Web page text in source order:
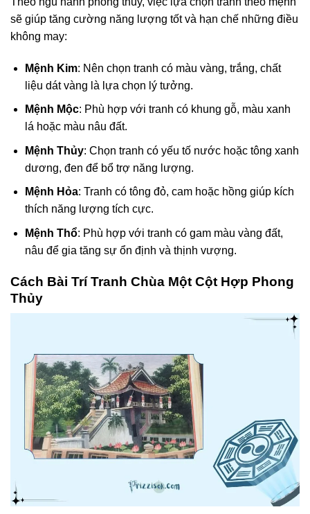
sẽ giúp tăng cường năng lượng tốt và hạn chế những điều
không may:
Mệnh Kim: Nên chọn tranh có màu vàng, trắng, chất
liệu dát vàng là lựa chọn lý tưởng.
Mệnh Mộc: Phù hợp với tranh có khung gỗ, màu xanh
lá hoặc màu nâu đất.
Mệnh Thủy: Chọn tranh có yếu tố nước hoặc tông xanh
dương, đen để bổ trợ năng lượng.
Mệnh Hỏa: Tranh có tông đỏ, cam hoặc hồng giúp kích
thích năng lượng tích cực.
Mệnh Thổ: Phù hợp với tranh có gam màu vàng đất,
nâu để gia tăng sự ổn định và thịnh vượng.
Cách Bài Trí Tranh Chùa Một Cột Hợp Phong
Thủy